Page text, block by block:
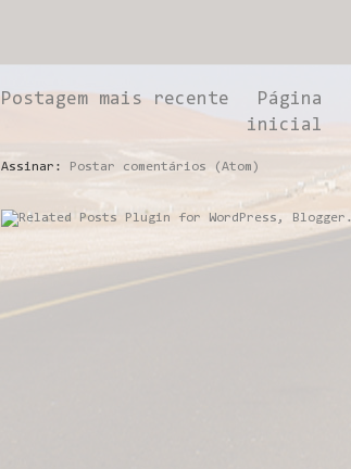
Postagem mais recente
Página
inicial
Assinar: Postar comentários (Atom)